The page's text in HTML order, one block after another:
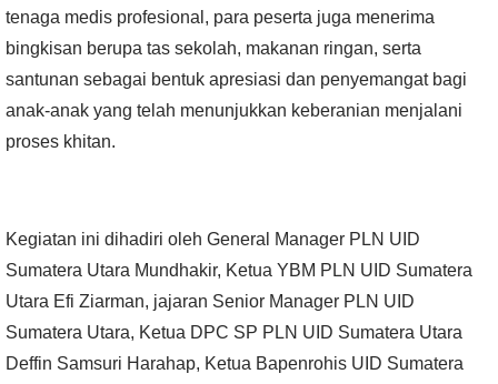
tenaga medis profesional, para peserta juga menerima
bingkisan berupa tas sekolah, makanan ringan, serta
santunan sebagai bentuk apresiasi dan penyemangat bagi
anak-anak yang telah menunjukkan keberanian menjalani
proses khitan.
Kegiatan ini dihadiri oleh General Manager PLN UID
Sumatera Utara Mundhakir, Ketua YBM PLN UID Sumatera
Utara Efi Ziarman, jajaran Senior Manager PLN UID
Sumatera Utara, Ketua DPC SP PLN UID Sumatera Utara
Deffin Samsuri Harahap, Ketua Bapenrohis UID Sumatera